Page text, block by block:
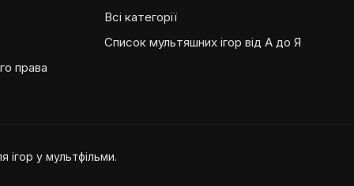
права
Всі категорії
Список мультяшних ігор від А до Я
у мультфільми.